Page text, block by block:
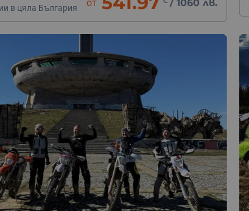
в цяла България
от /1060 лв.